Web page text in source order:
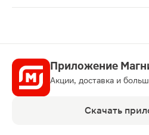
Приложение
Акции, доставка и
Скачать